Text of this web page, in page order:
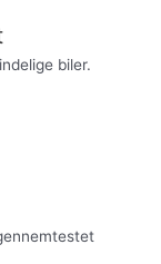
biler.